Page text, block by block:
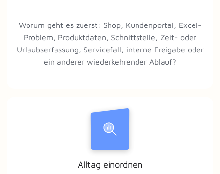
Worum geht es zuerst: Shop, Kundenportal, Excel-
Problem, Produktdaten, Schnittstelle, Zeit- oder
Urlaubserfassung, Servicefall, interne Freigabe oder
ein anderer wiederkehrender Ablauf?
Alltag einordnen